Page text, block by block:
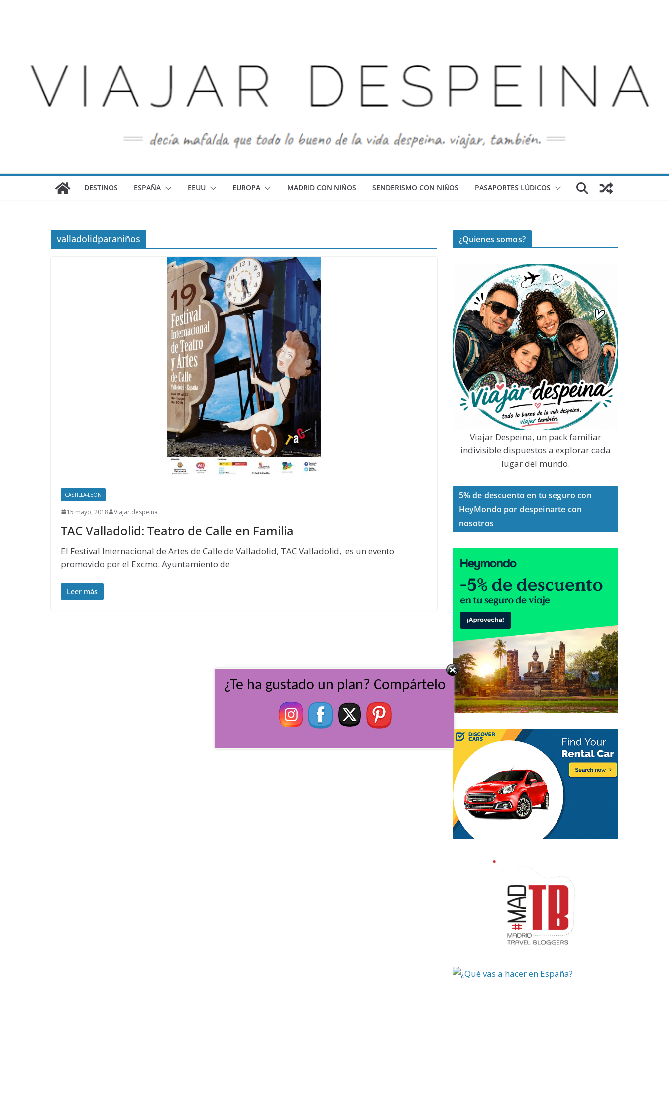
DESTINOS ESPAÑA EEUU EUROPA MADRID CON NIÑOS SENDERISMO CON NIÑOS PASAPORTES LÚDICOS
valladolidparaniños
CASTILLA-LEÓN
15 mayo, 2018 Viajar despeina
TAC Valladolid: Teatro de Calle en Familia
El Festival Internacional de Artes de Calle de Valladolid, TAC Valladolid, es un evento
promovido por el Excmo. Ayuntamiento de
Leer más
¿Quienes somos?
Viajar Despeina, un pack familiar
indivisible dispuestos a explorar cada
lugar del mundo.
5% de descuento en tu seguro con
HeyMondo por despeinarte con
nosotros
¿Te ha gustado un plan? Compártelo